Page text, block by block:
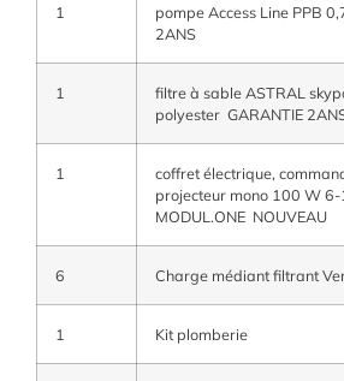
1
pompe Access Line PPB
2ANS
1
filtre à sable ASTRAL
polyester GARANTIE
1
coffret électrique,
projecteur mono 100 W
MODUL.ONE NOUVEAU
6 Charge médiant filtrant
1 Kit plomberie